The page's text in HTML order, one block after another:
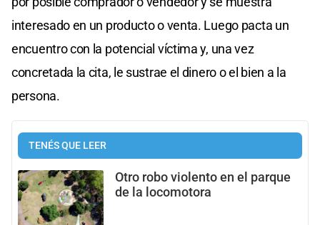
interesado en un producto o venta. Luego pacta un
encuentro con la potencial víctima y, una vez
concretada la cita, le sustrae el dinero o el bien a la
persona.
TENÉS QUE LEER
Otro robo violento en el parque
de la locomotora